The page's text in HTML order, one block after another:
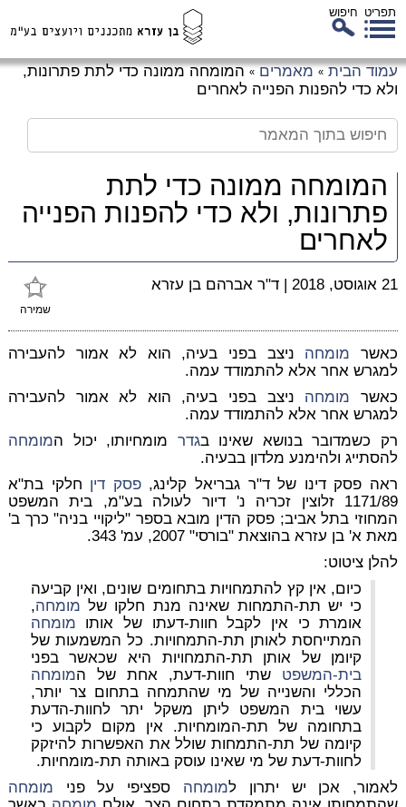
תפריט חיפוש
עמוד הבית » מאמרים » המומחה ממונה כדי לתת פתרונות,
ולא כדי להפנות הפנייה לאחרים
המומחה ממונה כדי לתת
פתרונות, ולא כדי להפנות הפנייה
לאחרים
שמירה
21 אוגוסט, 2018 | ד"ר אברהם בן עזרא
כאשר מומחה ניצב בפני בעיה, הוא לא אמור להעבירה
למגרש אחר אלא להתמודד עמה.
כאשר מומחה ניצב בפני בעיה, הוא לא אמור להעבירה
למגרש אחר אלא להתמודד עמה.
רק כשמדובר בנושא שאינו בגדר מומחיותו, יכול המומחה
להסתייג ולהימנע מלדון בבעיה.
ראה פסק דינו של ד"ר גבריאל קלינג,פסק דין חלקי בת"א
1171/89 זלוצין זכריה נ' דיור לעולה בע"מ, בית המשפט
המחוזי בתל אביב; פסק הדין מובא בספר "ליקויי בניה" כרך ב'
מאת א' בן עזרא בהוצאת "בורסי" 2007, עמ' 343.
להלן ציטוט:
כיום, אין קץ להתמחויות בתחומים שונים, ואין קביעה
כי יש תת-התמחות שאינה מנת חלקו של מומחה,
אומרת כי אין לקבל חוות-דעתו של אותו מומחה
המתייחסת לאותן תת-התמחויות. כל המשמעות של
קיומן של אותן תת-התמחויות היא שכאשר בפני
בית-המשפט שתי חוות-דעת, אחת של המומחה
הכללי והשנייה של מי שהתמחה בתחום צר יותר,
עשוי בית המשפט ליתן משקל יתר לחוות-הדעת
בתחומה של תת-המומחיות. אין מקום לקבוע כי
קיומה של תת-התמחות שולל את האפשרות להיזקק
לחוות-דעת של מי שאינו עוסק באותה תת-מומחיות.
לאמור, אכן יש יתרון למומחה ספציפי על פני מומחה